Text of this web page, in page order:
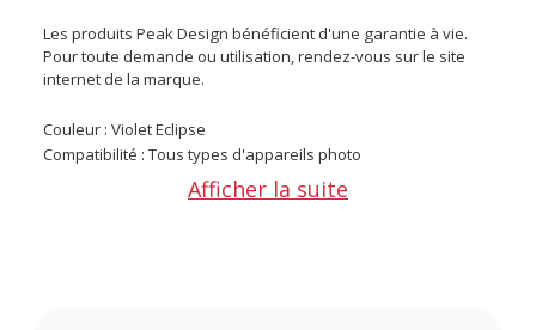
Les produits Peak Design bénéficient d'une garantie à vie.
Pour toute demande ou utilisation, rendez-vous sur le site
internet de la marque.
Couleur : Violet Eclipse
Compatibilité : Tous types d'appareils photo
Type de sangle : Sangle polyvalente (sling, tour de cou,
Afficher la suite